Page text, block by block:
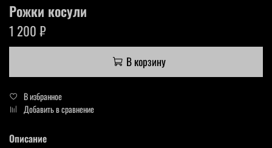
Рожки косули
1 200 ₽
В корзину
В избранное
Добавить в сравнение
Описание